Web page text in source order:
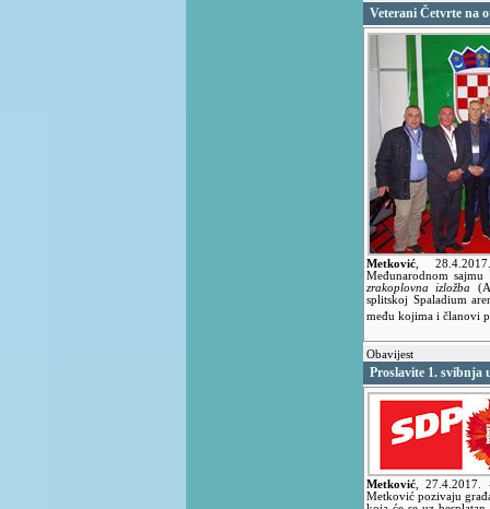
Veterani Četvrte na
Metković ,
Međunarodnom
zrakoplovna izložba
splitskoj Spaladium
među kojima i članovi
Obavijest
Proslavite 1. svibnja
Metković ,27.4.2017.
Metković pozivaju